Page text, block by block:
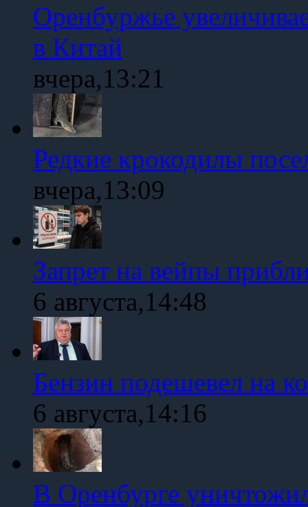
Оренбуржье
в Китай
вчера,13:21
Редкие крокодилы
вчера,13:09
Запрет на вейпы
6 августа,14:48
Бензин подешевел на
6 августа,14:16
В Оренбурге